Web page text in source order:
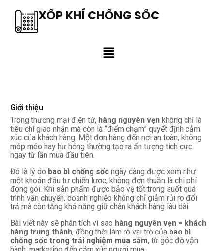
XỐP KHÍ CHỐNG SỐC
Giới thiệu
Trong thương mại điện tử, hàng nguyên vẹn không chỉ là
tiêu chí giao nhận mà còn là “điểm chạm” quyết định cảm
xúc của khách hàng. Một đơn hàng đến nơi an toàn, không
móp méo hay hư hỏng thường tạo ra ấn tượng tích cực
ngay từ lần mua đầu tiên.
Đó là lý do bao bì chống sốc ngày càng được xem như
một khoản đầu tư chiến lược, không đơn thuần là chi phí
đóng gói. Khi sản phẩm được bảo vệ tốt trong suốt quá
trình vận chuyển, doanh nghiệp không chỉ giảm rủi ro đổi
trả mà còn tăng khả năng giữ chân khách hàng lâu dài.
Bài viết này sẽ phân tích vì sao hàng nguyên vẹn = khách
hàng trung thành, đồng thời làm rõ vai trò của bao bì
chống sốc trong trải nghiệm mua sắm, từ góc độ vận